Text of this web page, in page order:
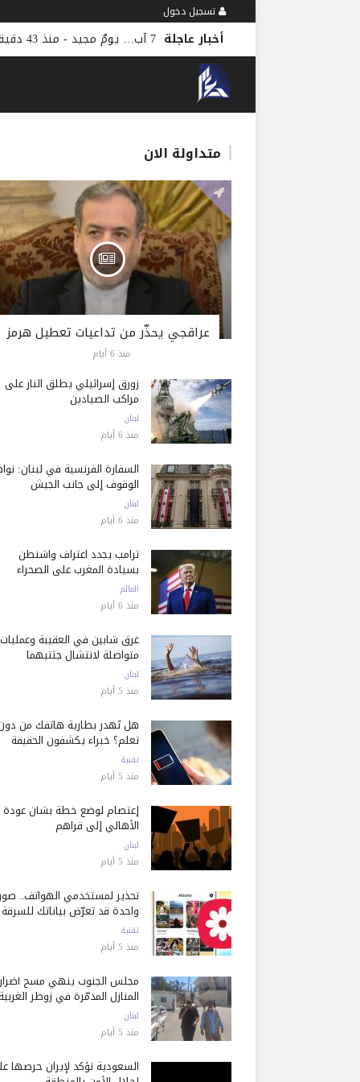
تسجيل دخول
أخبار عاجلة
متداولة الان
عراقجي يحذّر من تداعيات تعطيل هرمز
منذ 6 أيام
زورق إسرائيلي يطلق النار على
مراكب الصيادين
لبنان
منذ 6 أيام
السفارة الفرنسية في لبنان:
الوقوف إلى جانب الجيش
لبنان
منذ 6 أيام
ترامب يجدد اعتراف واشنطن
بسيادة المغرب على الصحراء
العالم
منذ 6 أيام
غرق شابين في العقيبة وعمليات
متواصلة لانتشال جثتيهما
لبنان
منذ 5 أيام
هل تُهدر بطارية هاتفك من
تعلم؟ خبراء يكشفون الحقيقة
تقنية
منذ 5 أيام
إعتصام لوضع خطة بشأن عودة
الأهالي إلى قراهم
لبنان
منذ 5 أيام
تحذير لمستخدمي الهواتف..
واحدة قد تعرّض بياناتك للسرقة
تقنية
منذ 5 أيام
مجلس الجنوب ينهي مسح أضرار
المنازل المدمّرة في زوطر الغربية
لبنان
منذ 5 أيام
السعودية تؤكد لإيران حرصها